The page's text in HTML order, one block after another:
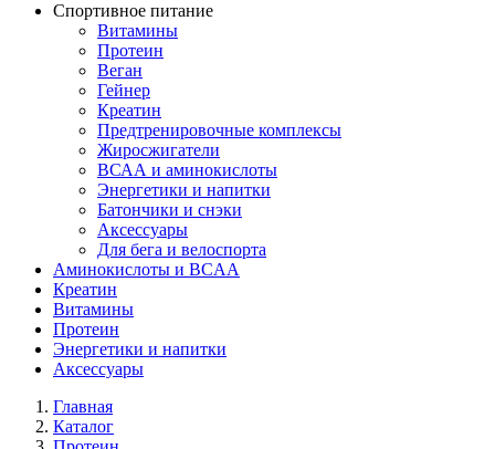
Спортивное питание
Витамины
Протеин
Веган
Гейнер
Креатин
Предтренировочные комплексы
Жиросжигатели
ВСАА и аминокислоты
Энергетики и напитки
Батончики и снэки
Аксессуары
Для бега и велоспорта
Аминокислоты и BCAA
Креатин
Витамины
Протеин
Энергетики и напитки
Аксессуары
Главная
Каталог